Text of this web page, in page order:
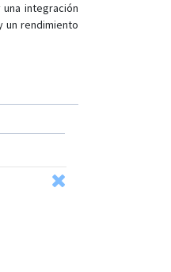
integración
un rendimiento